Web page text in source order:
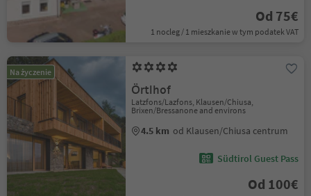
Od 75€
1 nocleg / 1 mieszkanie w tym podatek VAT
Na życzenie
Örtlhof
Latzfons/Lazfons, Klausen/Chiusa,
Brixen/Bressanone and environs
4.5 km od Klausen/Chiusa centrum
Südtirol Guest Pass
Od 100€